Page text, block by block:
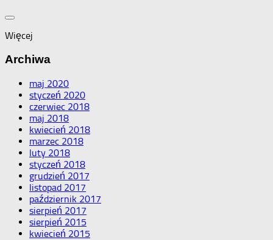
Więcej
Archiwa
maj 2020
styczeń 2020
czerwiec 2018
maj 2018
kwiecień 2018
marzec 2018
luty 2018
styczeń 2018
grudzień 2017
listopad 2017
październik 2017
sierpień 2017
sierpień 2015
kwiecień 2015